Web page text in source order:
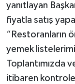
yanıtlayan
fiyatla satış
“Restoranların
yemek
Toplantımızda
itibaren